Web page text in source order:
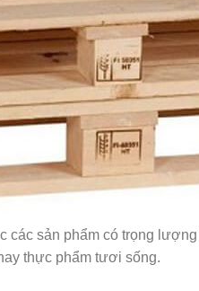
các sản phẩm có trọng
thực phẩm tươi sống.